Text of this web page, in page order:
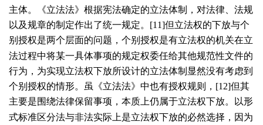
主体。《立法法》根据宪法确定的立法体制，对法律、法规
以及规章的制定作出了统一规定。[11]但立法权的下放与个
别授权是两个层面的问题，个别授权是有立法权的机关在立
法过程中将某一具体事项的规定权委任给其他规范性文件的
行为，为实现立法权下放所设计的立法体制显然没有考虑到
个别授权的情形。虽《立法法》中也有授权规则，[12]但其
主要是围绕法律保留事项，本质上仍属于立法权下放。以形
式标准区分法与非法实际上是立法权下放的必然选择，因为